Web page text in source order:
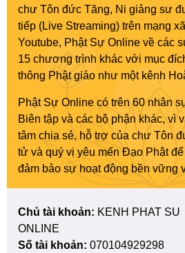
chư Tôn đức Tăng, Ni giảng sư
tiếp (Live Streaming) trên mạng
Youtube, Phật Sự Online về các
15 chương trình khác với mục
thông Phật giáo như một kênh
Phật Sự Online có trên 60 nhân
Biên tập và các bộ phận khác, vì
tâm chia sẻ, hỗ trợ của chư Tôn
tử và quý vị yêu mến Đạo Phật
đảm bảo sự hoạt động bền vững
Chủ tài khoản: KENH PHAT SU
ONLINE
Số tài khoản: 070104929298